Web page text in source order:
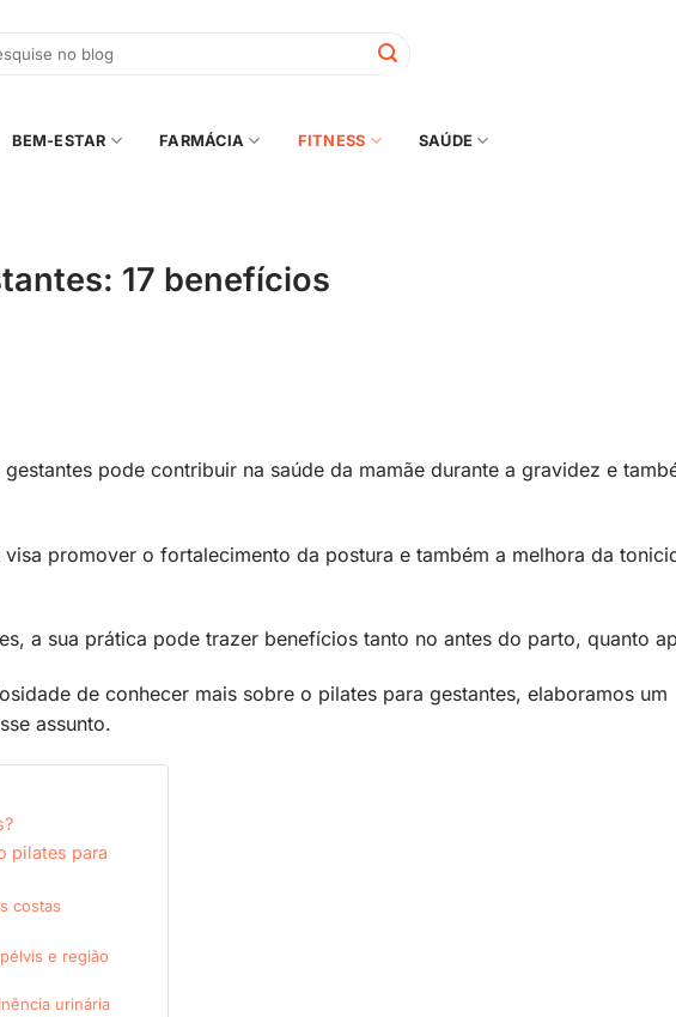
BEM-ESTAR FARMÁCIA FITNESS SAÚDE
17 benefícios
pode contribuir na saúde da mamãe durante a gravidez e
visa promover o fortalecimento da postura e também a melhora da
a sua prática pode trazer benefícios tanto no antes do parto, quanto
de conhecer mais sobre o pilates para gestantes, elaboramos um
assunto.
pilates para
costas
e região
urinária